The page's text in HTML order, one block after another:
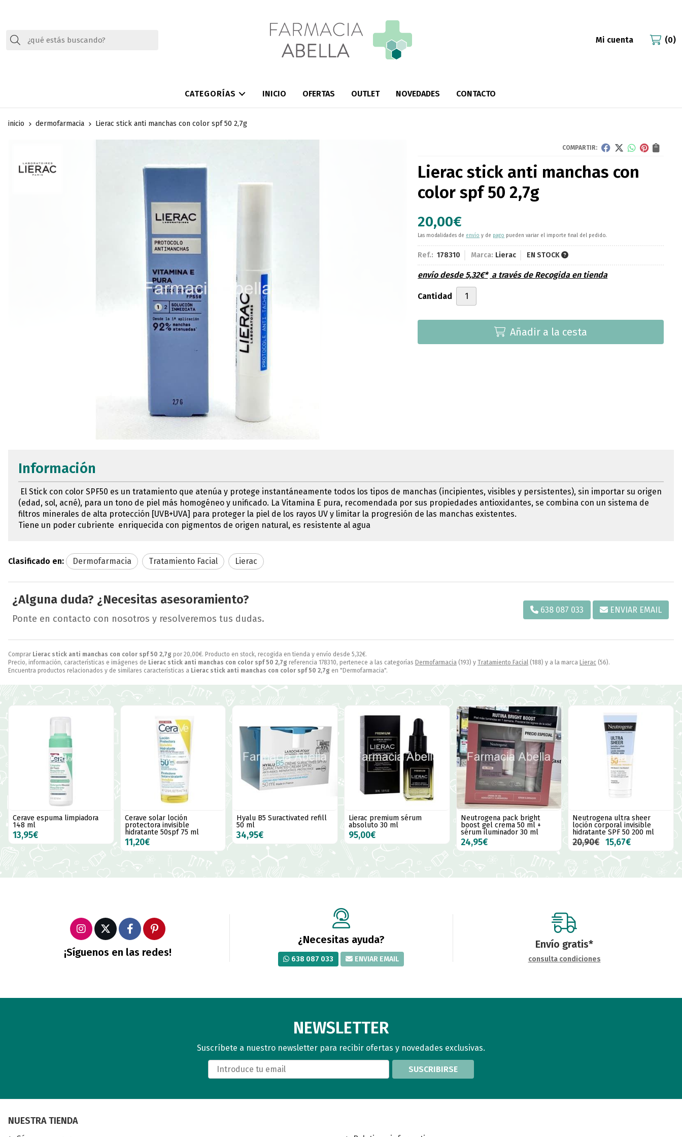
Buscar Mi cuenta 0
CATEGORÍAS INICIO OFERTAS OUTLET NOVEDADES CONTACTO
inicio dermofarmacia Lierac stick anti manchas con color spf 50 2,7g
COMPARTIR:
Lierac stick anti manchas con
color spf 50 2,7g
20,00€
Las modalidades de envío y de pago pueden variar el importe final del pedido.
Ref.: 178310 Marca: Lierac EN STOCK
envío desde5,32€* a través de Recogida en tienda
Cantidad
Añadir a la cesta
Comprar Lierac stick anti manchas con color spf 50 2,7g por 20,00€. Producto en stock, recogida en tienda y envío desde 5,32€.
Precio, información, características e imágenes de Lierac stick anti manchas con color spf 50 2,7g referencia 178310, pertenece a las categorías Dermofarmacia (193) y Tratamiento Facial (188) y a la marca Lierac (56).
Encuentra productos relacionados y de similares características a Lierac stick anti manchas con color spf 50 2,7g en "Dermofarmacia".
Información
El Stick con color SPF50 es un tratamiento que atenúa y protege instantáneamente todos los tipos de manchas (incipientes, visibles y persistentes), sin importar su origen
(edad, sol, acné), para un tono de piel más homogéneo y unificado. La Vitamina E pura, recomendada por sus propiedades antioxidantes, se combina con un sistema de
filtros minerales de alta protección [UVB+UVA] para proteger la piel de los rayos UV y limitar la progresión de las manchas existentes.
Tiene un poder cubriente enriquecida con pigmentos de origen natural, es resistente al agua
Clasificado en: Dermofarmacia Tratamiento Facial Lierac
¿Alguna duda? ¿Necesitas asesoramiento?
Ponte en contacto con nosotros y resolveremos tus dudas.
638 087 033 ENVIAR EMAIL
Cerave espuma limpiadora
148 ml
13,95€
Cerave solar loción
protectora invisible
hidratante 50spf 75 ml
11,20€
Hyalu B5 Suractivated refill
50 ml
34,95€
Lierac premium sérum
absoluto 30 ml
95,00€
Neutrogena pack bright
boost gel crema 50 ml +
sérum iluminador 30 ml
24,95€
Neutrogena ultra sheer
loción corporal invisible
hidratante SPF 50 200 ml
20,90€ 15,67€
¡Síguenos en las redes!
¿Necesitas ayuda?
638 087 033 ENVIAR EMAIL
Envío gratis*
consulta condiciones
NEWSLETTER
Suscríbete a nuestro newsletter para recibir ofertas y novedades exclusivas.
SUSCRIBIRSE
NUESTRA TIENDA